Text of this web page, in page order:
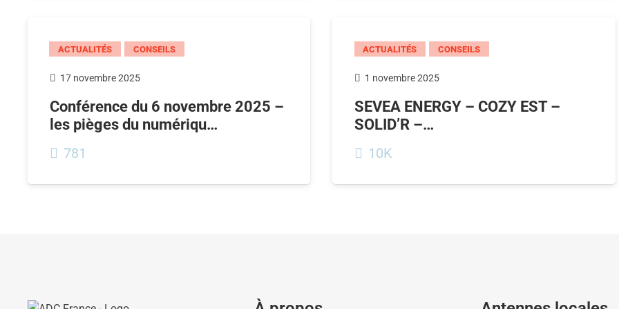
ACTUALITÉS CONSEILS
17 novembre 2025
Conférence du 6 novembre 2025 –
les pièges du numériqu…
781
ACTUALITÉS CONSEILS
1 novembre 2025
SEVEA ENERGY – COZY EST –
SOLID’R –…
10K